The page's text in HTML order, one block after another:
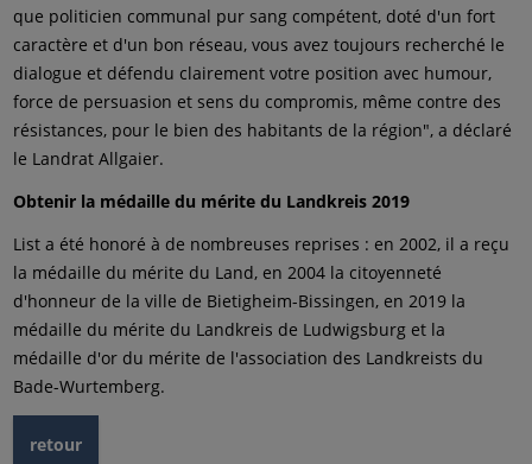
que politicien communal pur sang compétent, doté d'un fort
caractère et d'un bon réseau, vous avez toujours recherché le
dialogue et défendu clairement votre position avec humour,
force de persuasion et sens du compromis, même contre des
résistances, pour le bien des habitants de la région", a déclaré
le Landrat Allgaier.
Obtenir la médaille du mérite du Landkreis 2019
List a été honoré à de nombreuses reprises : en 2002, il a reçu
la médaille du mérite du Land, en 2004 la citoyenneté
d'honneur de la ville de Bietigheim-Bissingen, en 2019 la
médaille du mérite du Landkreis de Ludwigsburg et la
médaille d'or du mérite de l'association des Landkreists du
Bade-Wurtemberg.
retour